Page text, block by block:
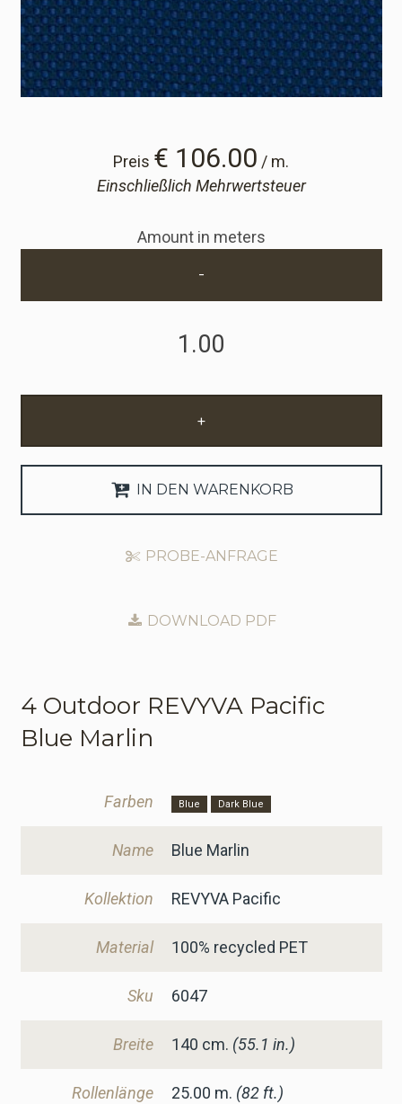
Preis € 106.00 / m.
Einschließlich Mehrwertsteuer
Amount in meters
-
+
IN DEN WARENKORB
PROBE-ANFRAGE
DOWNLOAD PDF
4 Outdoor REVYVA Pacific
Blue Marlin
Farben Blue Dark Blue
Name Blue Marlin
Kollektion REVYVA Pacific
Material 100% recycled PET
Sku 6047
Breite 140 cm. (55.1 in.)
Rollenlänge 25.00 m. (82 ft.)
Cart
Cart
Probe-Anfrage
Anfrage Geschäftskonto